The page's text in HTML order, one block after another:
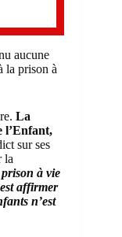
aucune
la prison à
La
l’Enfant,
sur ses
la
à vie
affirmer
n’est